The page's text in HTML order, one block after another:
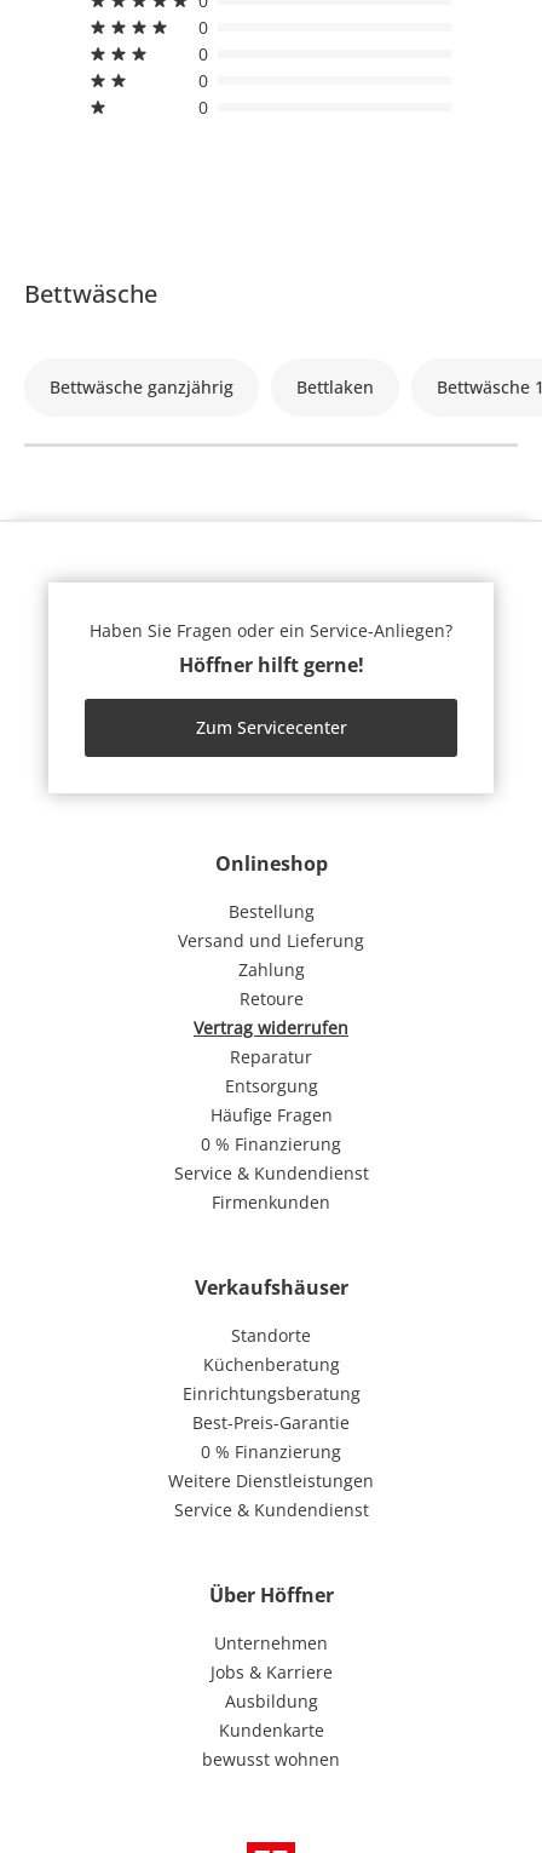
0
0
0
0
Bettwäsche
Bettwäsche ganzjährig Bettlaken Bettwäsche
Onlineshop
Bestellung
Versand und Lieferung
Zahlung
Retoure
Vertrag widerrufen
Reparatur
Entsorgung
Häufige Fragen
0 % Finanzierung
Service & Kundendienst
Firmenkunden
Verkaufshäuser
Standorte
Küchenberatung
Einrichtungsberatung
Best-Preis-Garantie
0 % Finanzierung
Weitere Dienstleistungen
Service & Kundendienst
Über Höffner
Unternehmen
Jobs & Karriere
Ausbildung
Kundenkarte
bewusst wohnen
Haben Sie Fragen oder ein Service-Anliegen?
Höffner hilft gerne!
Zum Servicecenter